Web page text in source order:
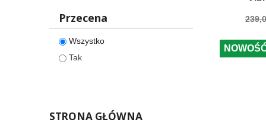
Przecena
Wszystko
Tak
STRONA GŁÓWNA